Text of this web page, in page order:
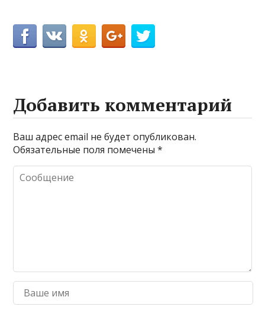
Добавить комментарий
Ваш адрес email не будет опубликован.
Обязательные поля помечены*